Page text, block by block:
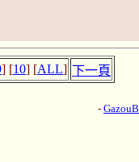
] [10] [ALL] 下一頁
-